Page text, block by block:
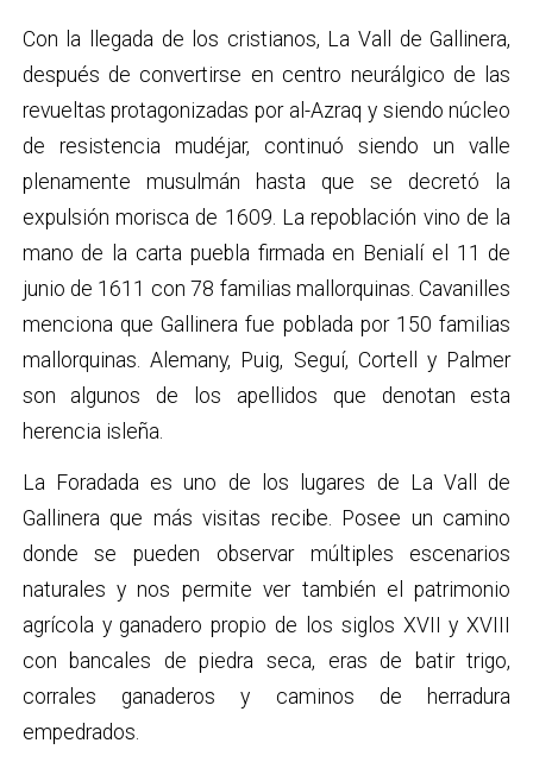
Con la llegada de los cristianos, La Vall de Gallinera,
después de convertirse en centro neurálgico de las
revueltas protagonizadas por al-Azraq y siendo núcleo
de resistencia mudéjar, continuó siendo un valle
plenamente musulmán hasta que se decretó la
expulsión morisca de 1609. La repoblación vino de la
mano de la carta puebla firmada en Benialí el 11 de
junio de 1611 con 78 familias mallorquinas. Cavanilles
menciona que Gallinera fue poblada por 150 familias
mallorquinas. Alemany, Puig, Seguí, Cortell y Palmer
son algunos de los apellidos que denotan esta
herencia isleña.
La Foradada es uno de los lugares de La Vall de
Gallinera que más visitas recibe. Posee un camino
donde se pueden observar múltiples escenarios
naturales y nos permite ver también el patrimonio
agrícola y ganadero propio de los siglos XVII y XVIII
con bancales de piedra seca, eras de batir trigo,
corrales ganaderos y caminos de herradura
empedrados.